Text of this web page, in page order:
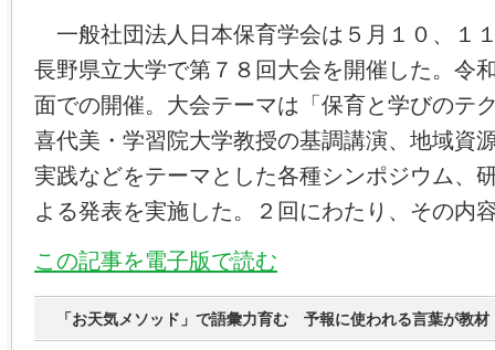
一般社団法人日本保育学会は５月１０、１
長野県立大学で第７８回大会を開催した。令
面での開催。大会テーマは「保育と学びのテ
喜代美・学習院大学教授の基調講演、地域資
実践などをテーマとした各種シンポジウム、
よる発表を実施した。２回にわたり、その内
この記事を電子版で読む
「お天気メソッド」で語彙力育む 予報に使われる言葉が教材